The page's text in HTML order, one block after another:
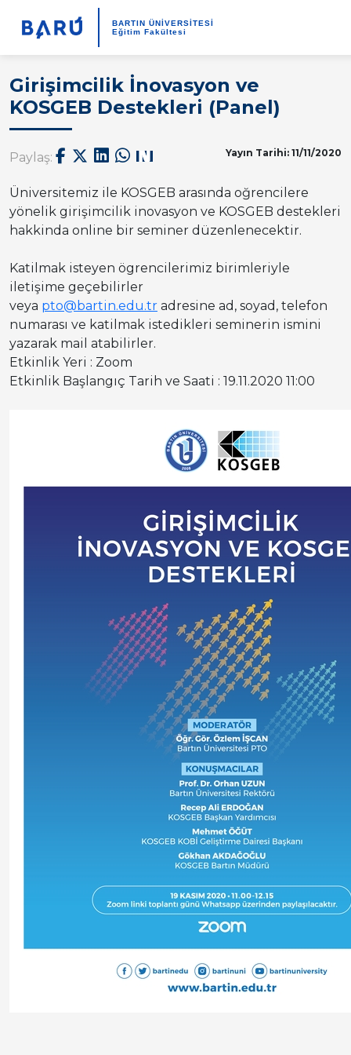
BARTIN ÜNİVERSİTESİ
Eğitim Fakültesi
Girişimcilik İnovasyon ve
KOSGEB Destekleri (Panel)
Paylaş: Yayın Tarihi: 11/11/2020
Üniversitemiz ile KOSGEB arasında oğrencilere
yönelik girişimcilik inovasyon ve KOSGEB destekleri
hakkinda online bir seminer düzenlenecektir.
Katilmak isteyen ögrencilerimiz birimleriyle
iletişime geçebilirler
veya pto@bartin.edu.tr adresine ad, soyad, telefon
numarası ve katilmak istedikleri seminerin ismini
yazarak mail atabilirler.
Etkinlik Yeri : Zoom
Etkinlik Başlangıç Tarih ve Saati : 19.11.2020 11:00